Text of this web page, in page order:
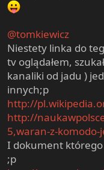
@tomkiewicz
Niestety linka do
tv oglądałem,
kanaliki od jadu )
innych;p
http://
http://
5,waran-z-
I dokument którego
;p